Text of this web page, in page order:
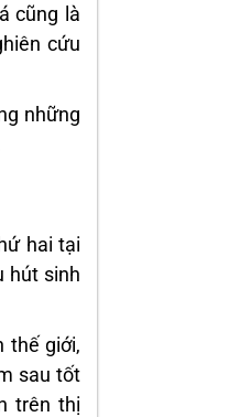
cũng là
cứu
những
hai tại
hút sinh
thế giới,
sau tốt
trên thị